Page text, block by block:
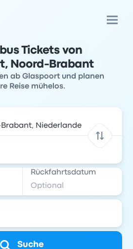
Tickets von
Noord-Brabant
ab Glaspoort und planen
Reise mühelos.
Rückfahrtsdatum
Suche